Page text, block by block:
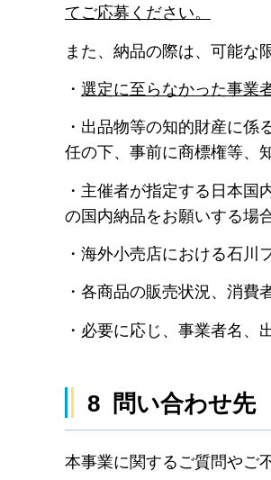
てご応募ください。
また、納品の際は、可能な
・ 選定に至らなかった事業
・出品物等の知的財産に
任の下、事前に商標権等、
・主催者が指定する日本
の国内納品をお願いする場
・海外小売店における石川
・各商品の販売状況、消
・必要に応じ、事業者名、
8 問い合わせ先
本事業に関するご質問やご